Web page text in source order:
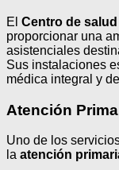
El Centro de
proporcionar una
asistenciales
Sus instalaciones
médica integral y
Atención
Uno de los
la atención